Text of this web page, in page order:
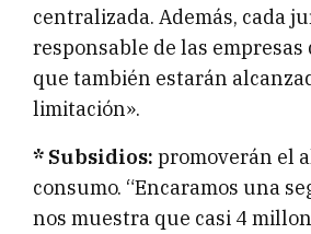
centralizada. Además, cada
responsable de las
que también estarán
limitación».
* Subsidios: promoverán el
consumo. “Encaramos una
nos muestra que casi 4